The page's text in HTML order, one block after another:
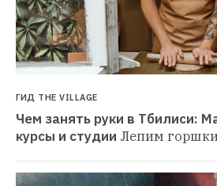
ГИД THE VILLAGE
Чем занять руки в Тбилиси:
курсы и студии Лепим